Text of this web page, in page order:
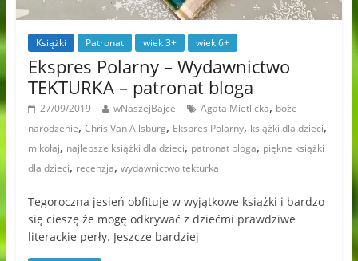
Książki Patronat wiek 3+ wiek 6+
Ekspres Polarny – Wydawnictwo
TEKTURKA – patronat bloga
27/09/2019 wNaszejBajce Agata Mietlicka, boże
narodzenie, Chris Van Allsburg, Ekspres Polarny, książki dla dzieci,
mikołaj, najlepsze książki dla dzieci, patronat bloga, piękne książki
dla dzieci, recenzja, wydawnictwo tekturka
Tegoroczna jesień obfituje w wyjątkowe książki i bardzo
się cieszę że mogę odkrywać z dziećmi prawdziwe
literackie perły. Jeszcze bardziej